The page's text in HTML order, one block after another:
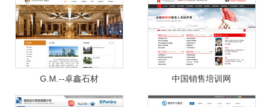
G.M.--卓鑫石材 中国销售培训网